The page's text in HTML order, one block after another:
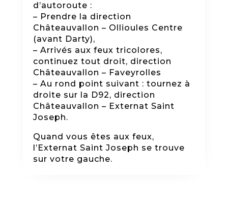
d’autoroute :
– Prendre la direction
Châteauvallon – Ollioules Centre
(avant Darty),
– Arrivés aux feux tricolores,
continuez tout droit, direction
Châteauvallon – Faveyrolles
– Au rond point suivant : tournez à
droite sur la D92, direction
Châteauvallon – Externat Saint
Joseph.
Quand vous êtes aux feux,
l’Externat Saint Joseph se trouve
sur votre gauche.